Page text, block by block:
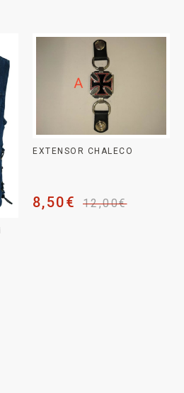
EXTENSOR CHALECO
12,00€
8,50€